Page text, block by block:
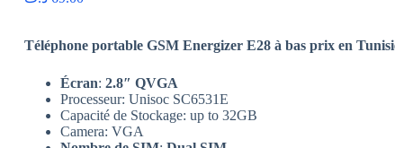
Téléphone portable GSM Energizer E28 à bas prix en
Écran:2.8″ QVGA
Processeur: Unisoc SC6531E
Capacité de Stockage: up to 32GB
Camera: VGA